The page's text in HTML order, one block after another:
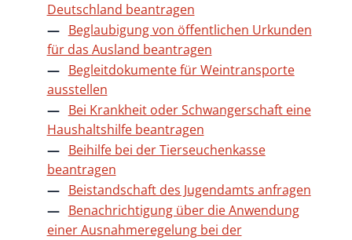
Deutschland beantragen
Beglaubigung von öffentlichen Urkunden
für das Ausland beantragen
Begleitdokumente für Weintransporte
ausstellen
Bei Krankheit oder Schwangerschaft eine
Haushaltshilfe beantragen
Beihilfe bei der Tierseuchenkasse
beantragen
Beistandschaft des Jugendamts anfragen
Benachrichtigung über die Anwendung
einer Ausnahmeregelung bei der